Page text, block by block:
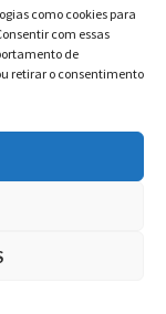
como cookies para
com essas
de
retirar o consentimento
Whatsapp